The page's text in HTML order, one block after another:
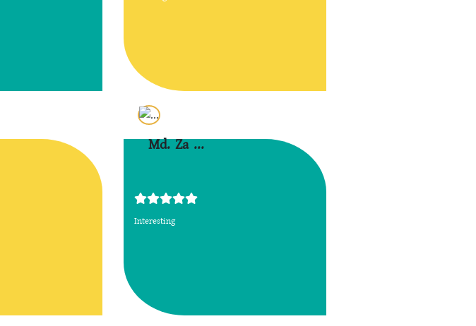
Md. Za ...
Interesting